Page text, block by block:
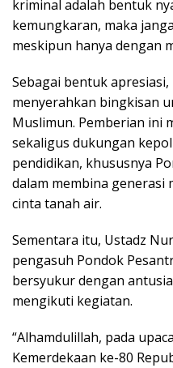
kriminal adalah bentuk
kemungkaran, maka
meskipun hanya dengan
Sebagai bentuk
menyerahkan bingkisan
Muslimun. Pemberian ini
sekaligus dukungan
pendidikan, khususnya
dalam membina generasi
cinta tanah air.
Sementara itu, Ustadz
pengasuh Pondok
bersyukur dengan
mengikuti kegiatan.
“Alhamdulillah, pada
Kemerdekaan ke-80